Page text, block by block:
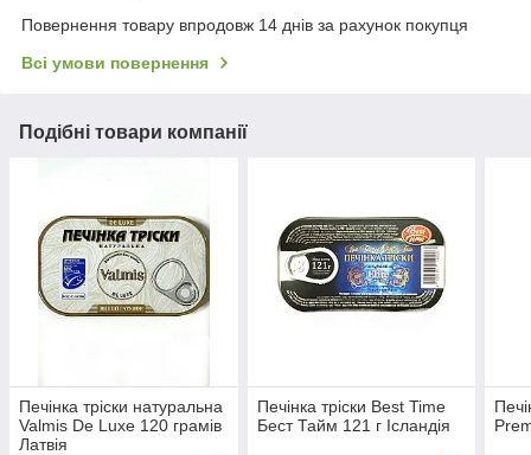
Повернення товару впродовж 14 днів за рахунок покупця
Всі умови повернення
Подібні товари компанії
Печінка тріски натуральна
Valmis De Luxe 120 грамів
Латвія
Печінка тріски Best Time
Бест Тайм 121 г Ісландія